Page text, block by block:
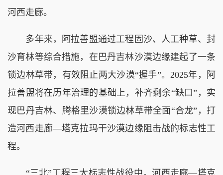
河西走廊。
多年来，阿拉善盟通过工程固沙、人工种草、封
沙育林等综合措施，在巴丹吉林沙漠边缘建起了一条
锁边林草带，有效阻止两大沙漠“握手”。2025年，阿
拉善盟将在历年治理的基础上，补齐剩余“缺口”，实
现巴丹吉林、腾格里沙漠锁边林草带全面“合龙”，打
造河西走廊—塔克拉玛干沙漠边缘阻击战的标志性工
程。
“三北”工程三大标志性战役中，河西走廊—塔克